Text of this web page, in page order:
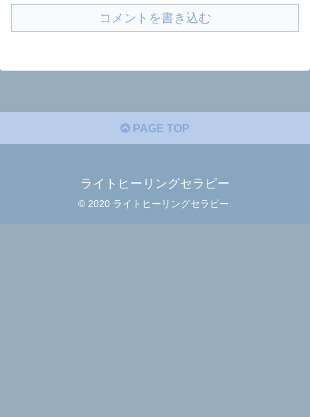
コメントを書き込む
PAGE TOP
ライトヒーリングセラピー
© 2020 ライトヒーリングセラピー.